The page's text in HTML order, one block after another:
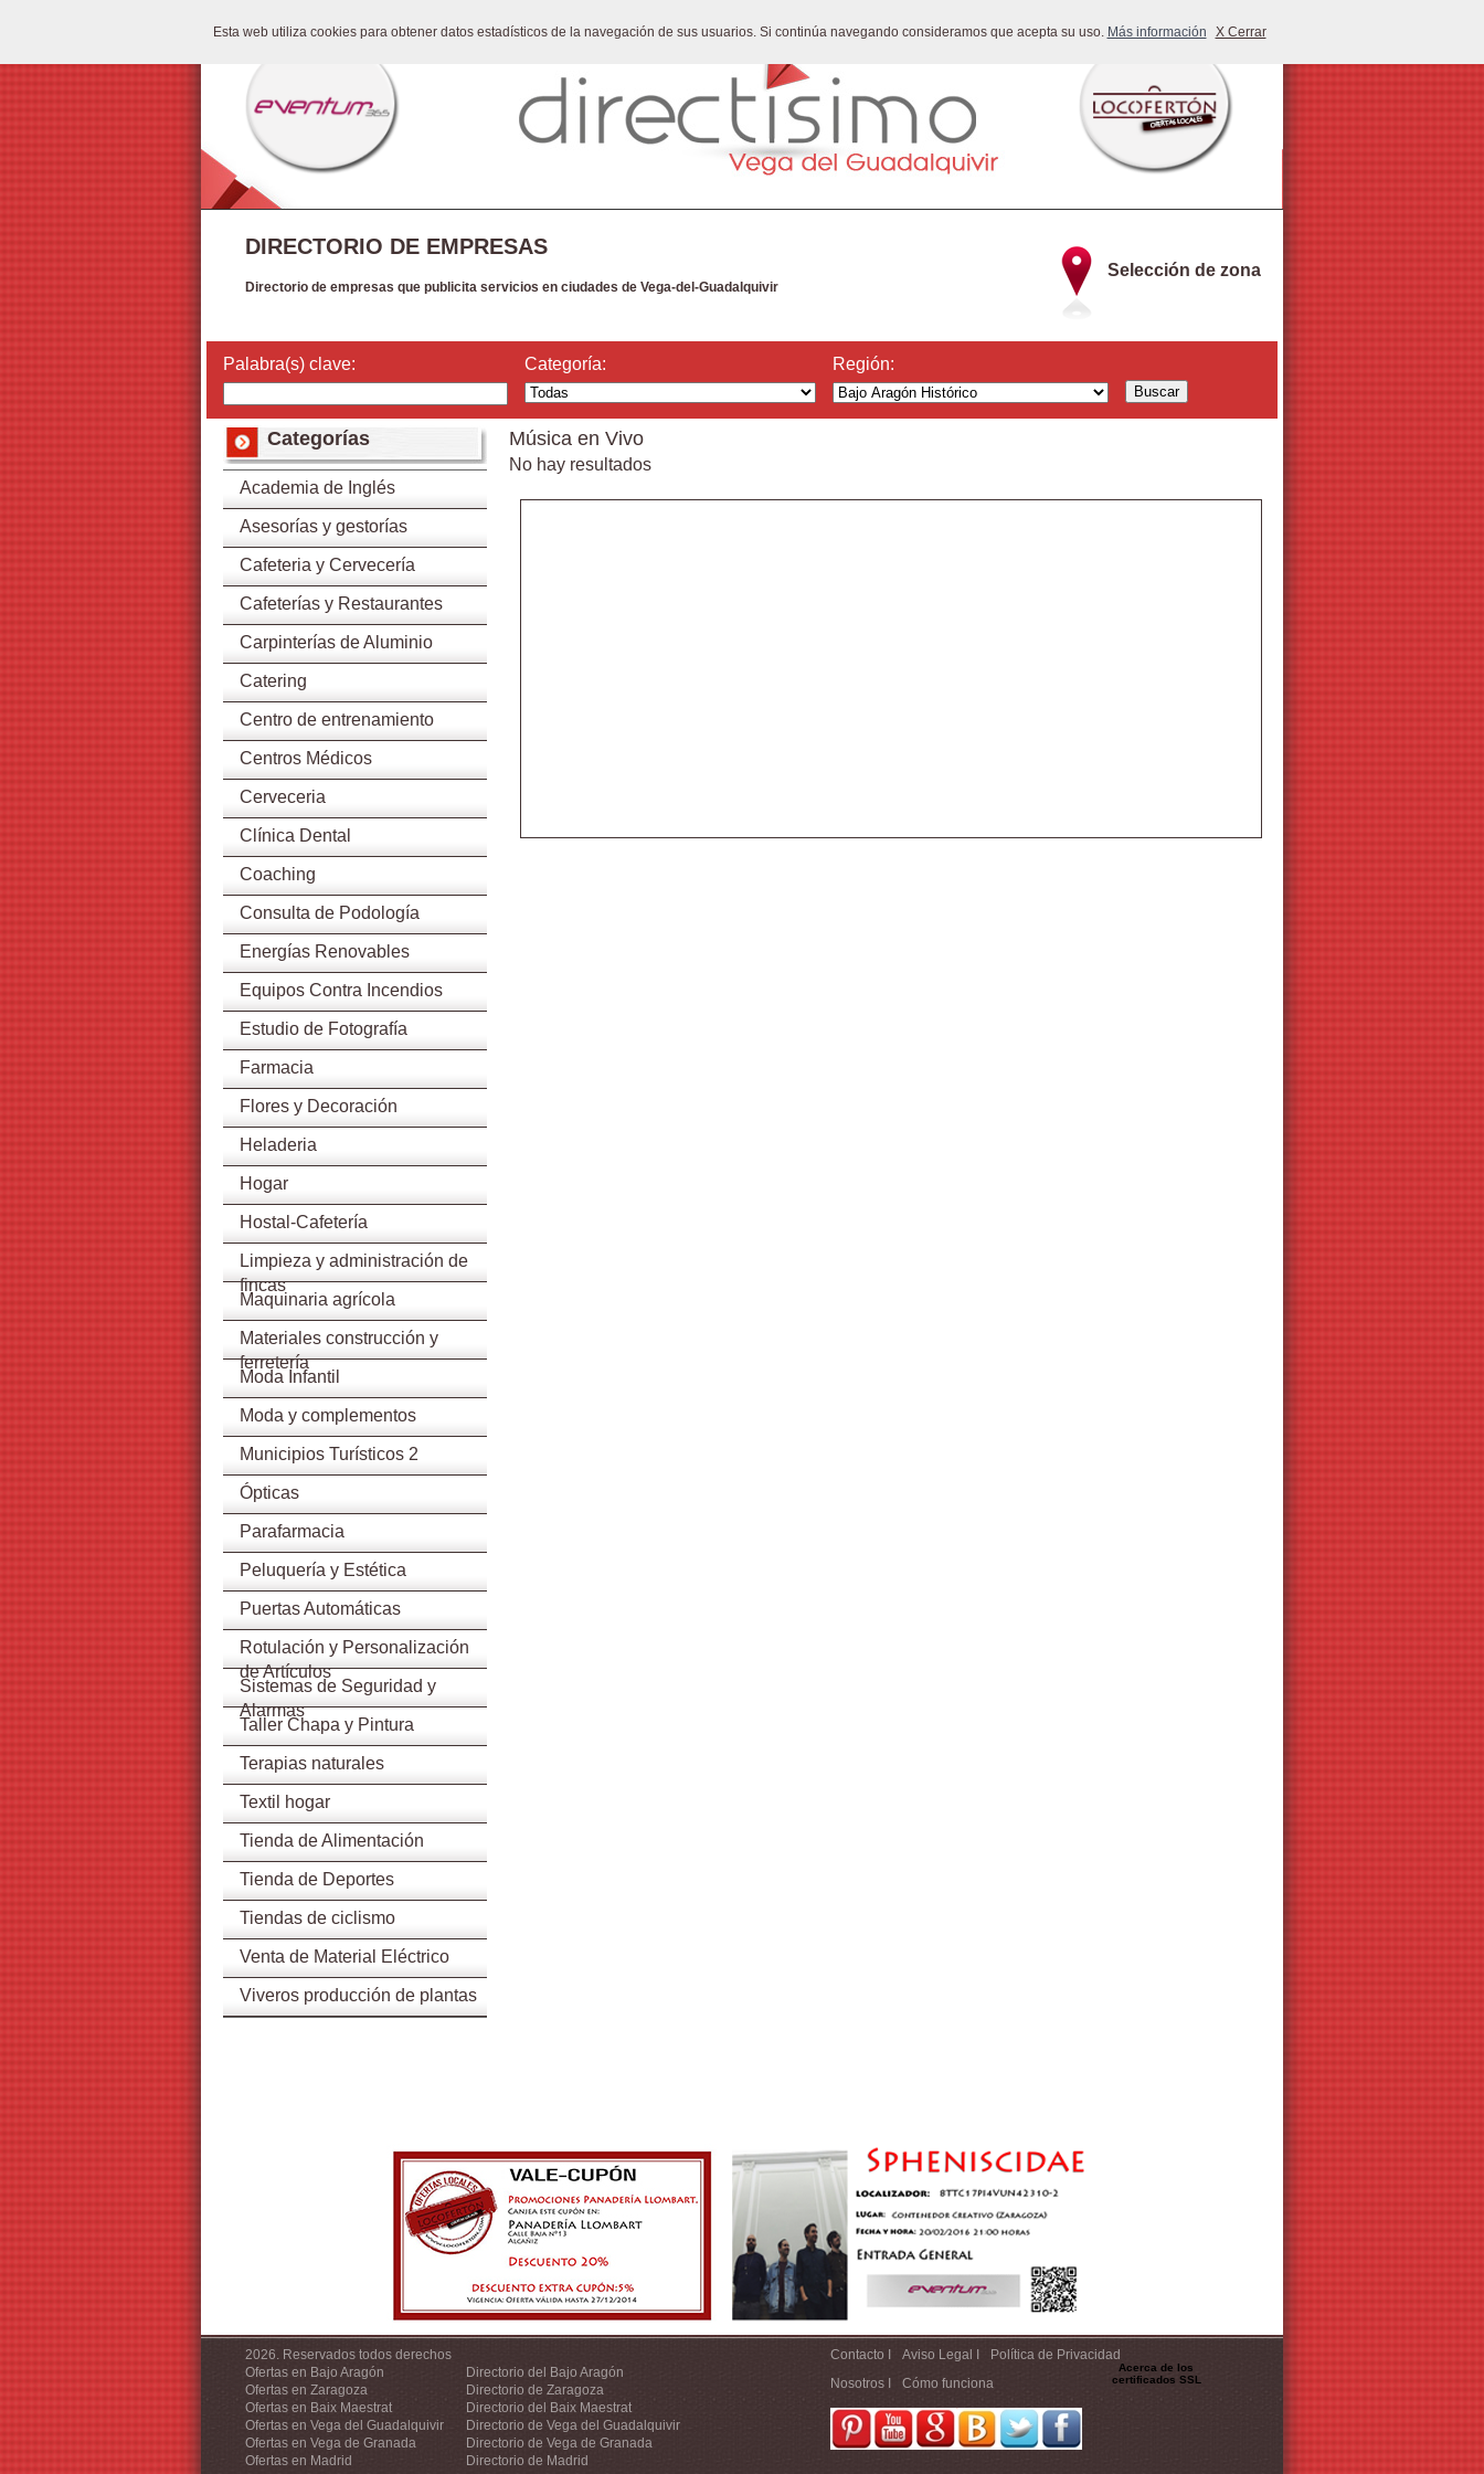
Esta web utiliza cookies para obtener datos estadísticos de la navegación de sus usuarios. Si continúa navegando consideramos que acepta su uso. Más información X Cerrar
Selección de zona
DIRECTORIO DE EMPRESAS
Directorio de empresas que publicita servicios en ciudades de Vega-del-Guadalquivir
Palabra(s) clave: Categoría: Región:
Categorías
Academia de Inglés
Asesorías y gestorías
Cafeteria y Cervecería
Cafeterías y Restaurantes
Carpinterías de Aluminio
Catering
Centro de entrenamiento
Centros Médicos
Cerveceria
Clínica Dental
Coaching
Consulta de Podología
Energías Renovables
Equipos Contra Incendios
Estudio de Fotografía
Farmacia
Flores y Decoración
Heladeria
Hogar
Hostal-Cafetería
Limpieza y administración de
fincas
Maquinaria agrícola
Materiales construcción y
ferretería
Moda Infantil
Moda y complementos
Municipios Turísticos 2
Ópticas
Parafarmacia
Peluquería y Estética
Puertas Automáticas
Rotulación y Personalización
de Artículos
Sistemas de Seguridad y
Alarmas
Taller Chapa y Pintura
Terapias naturales
Textil hogar
Tienda de Alimentación
Tienda de Deportes
Tiendas de ciclismo
Venta de Material Eléctrico
Viveros producción de plantas
Música en Vivo
No hay resultados
2026. Reservados todos derechos
Ofertas en Bajo Aragón
Ofertas en Zaragoza
Ofertas en Baix Maestrat
Ofertas en Vega del Guadalquivir
Ofertas en Vega de Granada
Ofertas en Madrid
Directorio del Bajo Aragón
Directorio de Zaragoza
Directorio del Baix Maestrat
Directorio de Vega del Guadalquivir
Directorio de Vega de Granada
Directorio de Madrid
Contacto I Aviso Legal I
Política de Privacidad
Nosotros I
Cómo funciona
Acerca de los
certificados SSL